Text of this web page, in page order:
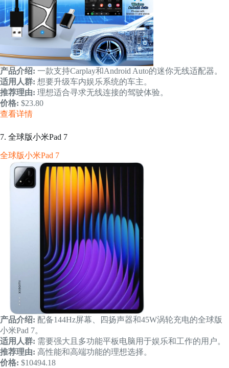
产品介绍: 一款支持Carplay和Android Auto的迷你无线适配器。
适用人群: 想要升级车内娱乐系统的车主。
推荐理由: 理想适合寻求无线连接的驾驶体验。
价格: $23.80
查看详情
7. 全球版小米Pad 7
全球版小米Pad 7
产品介绍: 配备144Hz屏幕、四扬声器和45W涡轮充电的全球版
小米Pad 7。
适用人群: 需要强大且多功能平板电脑用于娱乐和工作的用户。
推荐理由: 高性能和高端功能的理想选择。
价格: $10494.18